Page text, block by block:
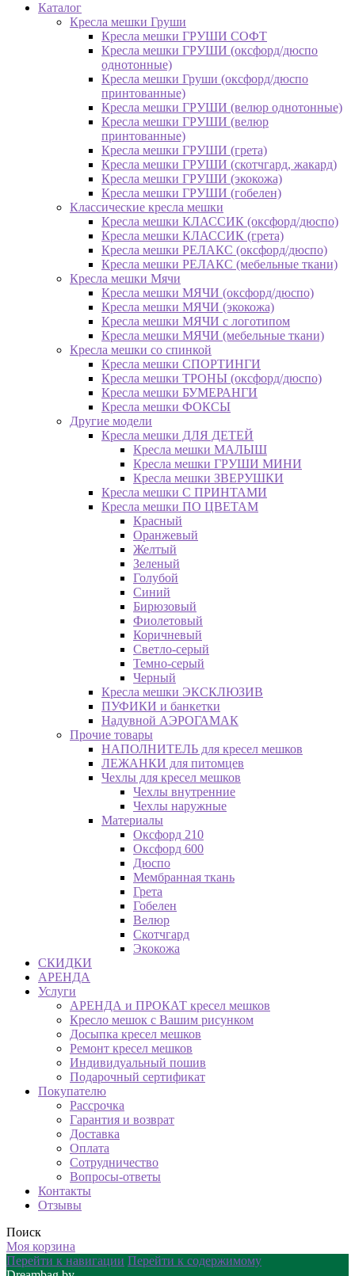
Каталог
Кресла мешки Груши
Кресла мешки ГРУШИ СОФТ
Кресла мешки ГРУШИ (оксфорд/дюспо
однотонные)
Кресла мешки Груши (оксфорд/дюспо
принтованные)
Кресла мешки ГРУШИ (велюр однотонные)
Кресла мешки ГРУШИ (велюр
принтованные)
Кресла мешки ГРУШИ (грета)
Кресла мешки ГРУШИ (скотчгард, жакард)
Кресла мешки ГРУШИ (экокожа)
Кресла мешки ГРУШИ (гобелен)
Классические кресла мешки
Кресла мешки КЛАССИК (оксфорд/дюспо)
Кресла мешки КЛАССИК (грета)
Креслa мешки РЕЛАКС (оксфорд/дюспо)
Креслa мешки РЕЛАКС (мебельные ткани)
Кресла мешки Мячи
Кресла мешки МЯЧИ (оксфорд/дюспо)
Кресла мешки МЯЧИ (экокожа)
Кресла мешки МЯЧИ с логотипом
Кресла мешки МЯЧИ (мебельные ткани)
Кресла мешки со спинкой
Кресла мешки СПОРТИНГИ
Кресла мешки ТРОНЫ (оксфорд/дюспо)
Кресла мешки БУМЕРАНГИ
Кресла мешки ФОКСЫ
Другие модели
Кресла мешки ДЛЯ ДЕТЕЙ
Кресла мешки МАЛЫШ
Кресла мешки ГРУШИ МИНИ
Кресла мешки ЗВЕРУШКИ
Кресла мешки С ПРИНТАМИ
Кресла мешки ПО ЦВЕТАМ
Красный
Оранжевый
Желтый
Зеленый
Голубой
Синий
Бирюзовый
Фиолетовый
Коричневый
Светло-серый
Темно-серый
Черный
Кресла мешки ЭКСКЛЮЗИВ
ПУФИКИ и банкетки
Надувной АЭРОГАМАК
Прочие товары
НАПОЛНИТЕЛЬ для кресел мешков
ЛЕЖАНКИ для питомцев
Чехлы для кресел мешков
Чехлы внутренние
Чехлы наружные
Материалы
Оксфорд 210
Оксфорд 600
Дюспо
Мембранная ткань
Грета
Гобелен
Велюр
Скотчгард
Экокожа
СКИДКИ
АРЕНДА
Услуги
АРЕНДА и ПРОКАТ кресел мешков
Кресло мешок с Вашим рисунком
Досыпка кресел мешков
Ремонт кресел мешков
Индивидуальный пошив
Подарочный сертификат
Покупателю
Рассрочка
Гарантия и возврат
Доставка
Оплата
Сотрудничество
Вопросы-ответы
Контакты
Отзывы
Поиск
Моя корзина
Перейти к навигации Перейти к содержимому